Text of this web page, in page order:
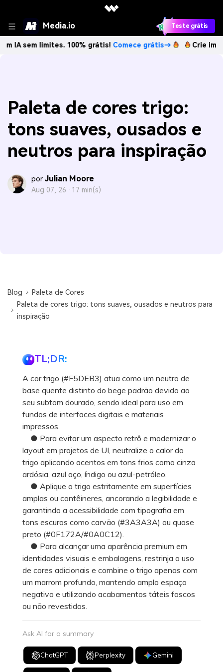
Media.io Teste grátis
limites. 100% grátis!Comece grátis→ Crie imagens
Paleta de cores trigo:
tons suaves, ousados e
neutros para inspiração
por Julian Moore
Aug 07, 26 · 17 min(s)
Blog
Paleta de Cores
Paleta de cores trigo: tons suaves, ousados e neutros para
inspiração
TL;DR:
A cor trigo (#F5DEB3) atua como um neutro de
base quente distinto do bege padrão devido ao
seu subtom dourado, sendo ideal para uso em
fundos de interfaces digitais e materiais
impressos.
● Para evitar um aspecto retrô e modernizar o
layout em projetos de UI, neutralize o calor do
trigo aplicando acentos em tons frios como cinza
ardósia, azul aço, índigo ou azul-petróleo.
● Aplique o trigo estritamente em superfícies
amplas ou contêineres, ancorando a legibilidade e
garantindo a acessibilidade com tipografia em
tons escuros como carvão (#3A3A3A) ou quase
preto (#0F172A/#0A0C12).
● Para alcançar uma aparência premium em
identidades visuais e embalagens, restrinja o uso
de cores adicionais e combine o trigo apenas com
um marrom profundo, mantendo amplo espaço
negativo e utilizando acabamentos táteis foscos
ou não revestidos.
Ask AI for a summary
ChatGPT Perplexity Gemini